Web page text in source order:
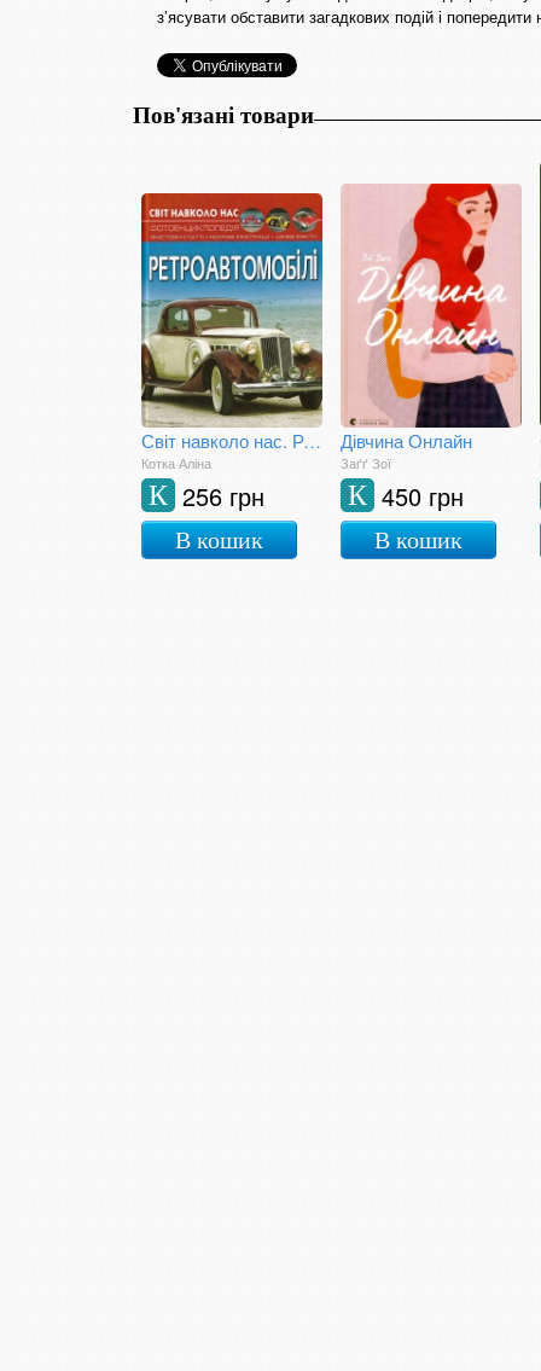
з’ясувати обставити загадкових подій і попередити
Пов'язані товари
Світ навколо нас. Ретроавтомобілі
Котка Аліна
256 грн
К
В кошик
Дівчина Онлайн
Заґґ Зої
450 грн
К
В кошик